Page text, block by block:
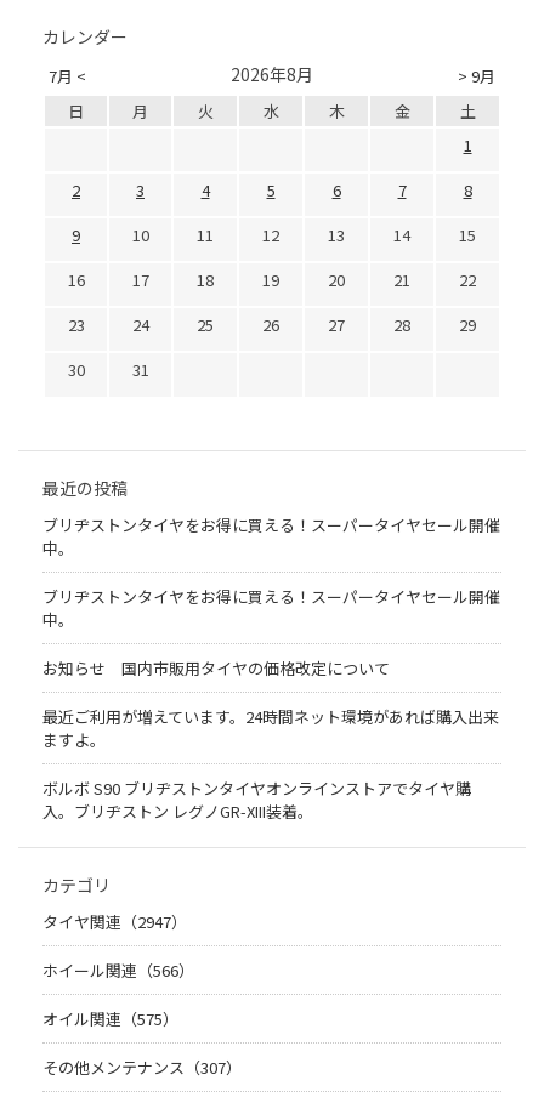
カレンダー
7月 < > 9月
2026年8月
日 月 火 水 木 金
土
1
2
3 4 5 6 7
8
9
10 11 12 13 14
15
16
17 18 19 20 21
22
23
24 25 26 27 28
29
30
31
最近の投稿
ブリヂストンタイヤをお得に買える！スーパータイヤセール開催
中。
ブリヂストンタイヤをお得に買える！スーパータイヤセール開催
中。
お知らせ 国内市販用タイヤの価格改定について
最近ご利用が増えています。24時間ネット環境があれば購入出来
ますよ。
ボルボ S90 ブリヂストンタイヤオンラインストアでタイヤ購
入。ブリヂストン レグノGR-XIII装着。
カテゴリ
タイヤ関連（2947）
ホイール関連（566）
オイル関連（575）
その他メンテナンス（307）